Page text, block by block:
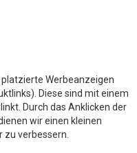
Werbeanzeigen
Diese sind mit einem
Durch das Anklicken der
wir einen kleinen
zu verbessern.